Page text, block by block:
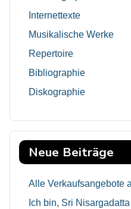
Internettexte
Musikalische Werke
Repertoire
Bibliographie
Diskographie
Neue Beiträge
Alle Verkaufsangebote
Ich bin, Sri